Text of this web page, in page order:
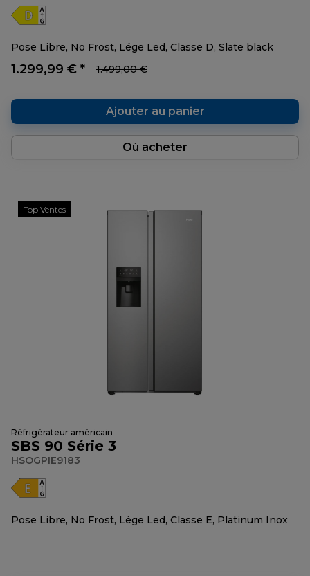
Pose Libre, No Frost, Lége Led, Classe D, Slate black
1.299,99 € * 1.499,00 €
Ajouter au panier
Où acheter
Top Ventes
Réfrigérateur américain
SBS 90 Série 3
HSOGPIE9183
Pose Libre, No Frost, Lége Led, Classe E, Platinum Inox